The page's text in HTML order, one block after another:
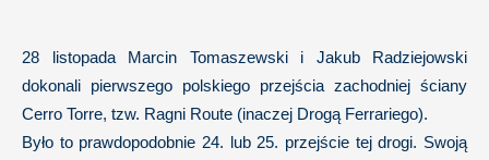
28 listopada Marcin Tomaszewski i Jakub Radziejowski
dokonali pierwszego polskiego przejścia zachodniej ściany
Cerro Torre, tzw. Ragni Route (inaczej Drogą Ferrariego).
Było to prawdopodobnie 24. lub 25. przejście tej drogi. Swoją